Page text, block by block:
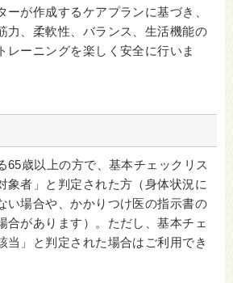
ーが作成するケアプランに基づき、
力、柔軟性、バランス、生活機能の
レーニングを楽しく安全に行いま
65歳以上の方で、基本チェックリス
象者」と判定された方（身体状況に
い場合や、かかりつけ医の指示書の
合があります）。ただし、基本チェ
当」と判定された場合はご利用でき